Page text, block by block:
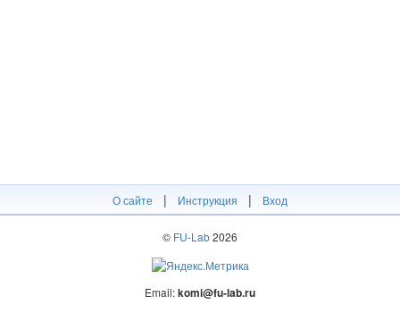
О сайте | Инструкция | Вход
© FU-Lab2026
Email:komi@fu-lab.ru